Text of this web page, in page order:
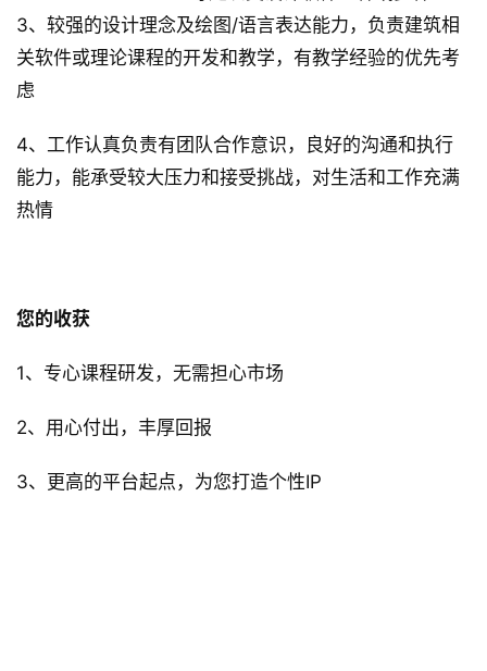
3、较强的设计理念及绘图/语言表达能力，负责建筑相
关软件或理论课程的开发和教学，有教学经验的优先考
虑
4、工作认真负责有团队合作意识，良好的沟通和执行
能力，能承受较大压力和接受挑战，对生活和工作充满
热情
您的收获
1、专心课程研发，无需担心市场
2、用心付出，丰厚回报
3、更高的平台起点，为您打造个性IP